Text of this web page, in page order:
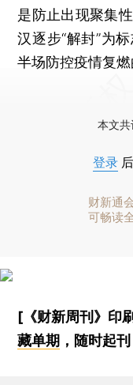
是防止出现聚集
汉逐步“解封”为
半场防控疫情复
本文共
登录
财新通
可畅读
[《财新周刊》印
藏单期 ，随时起